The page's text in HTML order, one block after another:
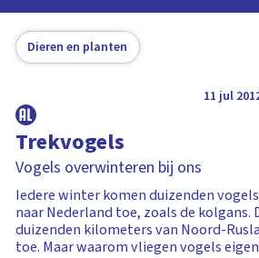
Dieren en planten
11 jul
Trekvogels
Vogels overwinteren bij ons
Iedere winter komen duizenden
naar Nederland toe, zoals de kolgans.
duizenden kilometers van Noord-
toe. Maar waarom vliegen vogels